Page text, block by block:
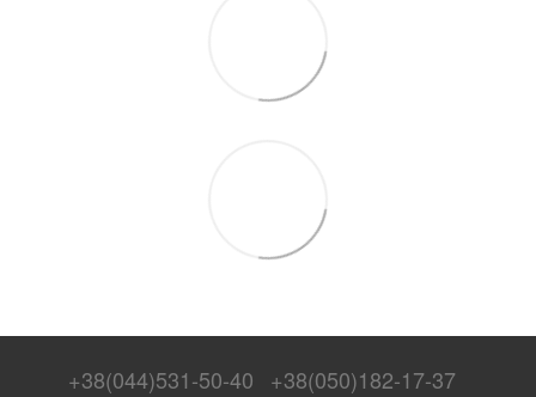
+38(044)531-50-40
+38(050)182-17-37